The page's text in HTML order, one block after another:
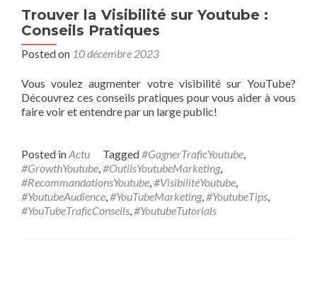
Trouver la Visibilité sur Youtube :
Conseils Pratiques
Posted on 10 décembre 2023
Vous voulez augmenter votre visibilité sur YouTube?
Découvrez ces conseils pratiques pour vous aider à vous
faire voir et entendre par un large public!
Posted inActu Tagged#GagnerTraficYoutube,
#GrowthYoutube,#OutilsYoutubeMarketing,
#RecommandationsYoutube,#VisibilitéYoutube,
#YoutubeAudience,#YouTubeMarketing,#YoutubeTips,
#YouTubeTraficConseils,#YoutubeTutorials